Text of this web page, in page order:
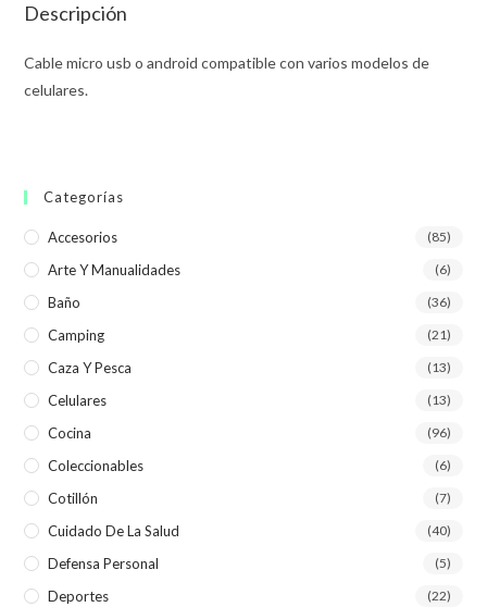
Descripción
Cable micro usb o android compatible con varios modelos de
celulares.
Categorías
Accesorios (85)
Arte Y Manualidades (6)
Baño (36)
Camping (21)
Caza Y Pesca (13)
Celulares (13)
Cocina (96)
Coleccionables (6)
Cotillón (7)
Cuidado De La Salud (40)
Defensa Personal (5)
Deportes (22)